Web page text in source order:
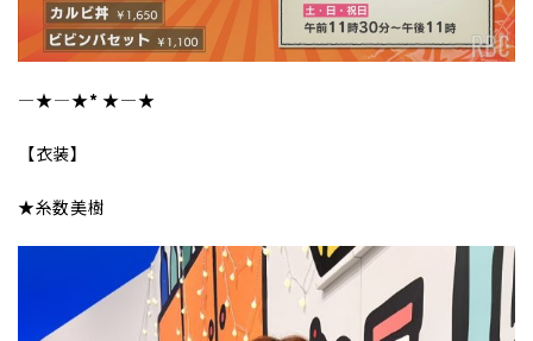
―★――――★* ★――――★
【衣装】
★糸数美樹